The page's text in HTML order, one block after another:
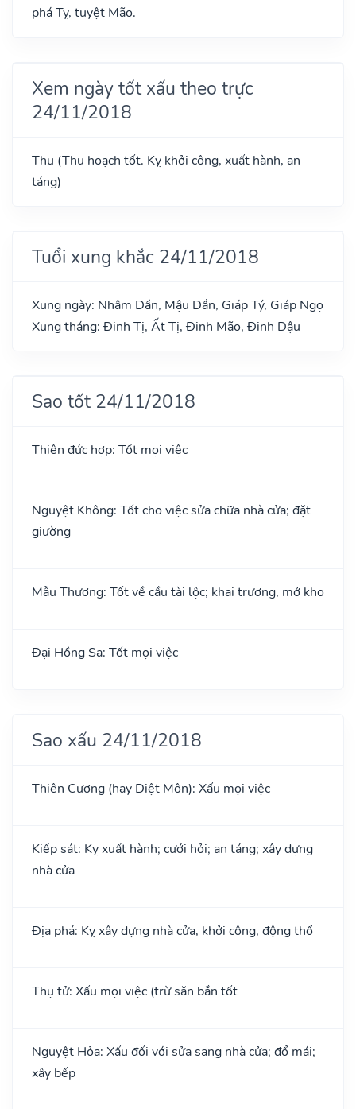
phá Tỵ, tuyệt Mão.
Xem ngày tốt xấu theo trực
24/11/2018
Thu (Thu hoạch tốt. Kỵ khởi công, xuất hành, an
táng)
Tuổi xung khắc 24/11/2018
Xung ngày: Nhâm Dần, Mậu Dần, Giáp Tý, Giáp Ngọ
Xung tháng: Đinh Tị, Ất Tị, Đinh Mão, Đinh Dậu
Sao tốt 24/11/2018
Thiên đức hợp: Tốt mọi việc
Nguyệt Không: Tốt cho việc sửa chữa nhà cửa; đặt
giường
Mẫu Thương: Tốt về cầu tài lộc; khai trương, mở kho
Đại Hồng Sa: Tốt mọi việc
Sao xấu 24/11/2018
Thiên Cương (hay Diệt Môn): Xấu mọi việc
Kiếp sát: Kỵ xuất hành; cưới hỏi; an táng; xây dựng
nhà cửa
Địa phá: Kỵ xây dựng nhà cửa, khởi công, động thổ
Thụ tử: Xấu mọi việc (trừ săn bắn tốt
Nguyệt Hỏa: Xấu đối với sửa sang nhà cửa; đổ mái;
xây bếp